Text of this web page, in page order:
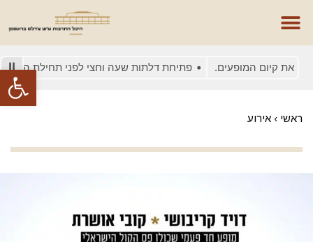
פתח את קיום המופעים. פתיחת דלתות שעה וחצי לפני תחילת המופע
ראשי › אירוע